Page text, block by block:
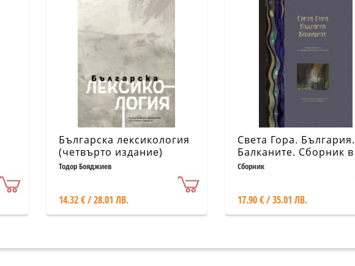
Българска лексикология
(четвърто издание)
Тодор Бояджиев
14.32 € / 28.01 ЛВ.
Света Гора. България.
Балканите. Сборник в
чест на проф. Петко Д..
Сборник
17.90 € / 35.01 ЛВ.